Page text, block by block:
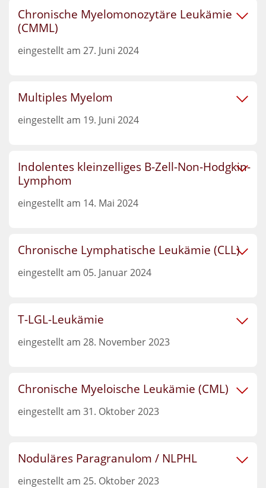
Chronische Myelomonozytäre Leukämie
(CMML)
eingestellt am 27. Juni 2024
Multiples Myelom
eingestellt am 19. Juni 2024
Indolentes kleinzelliges B-Zell-Non-Hodgkin-
Lymphom
eingestellt am 14. Mai 2024
Chronische Lymphatische Leukämie (CLL)
eingestellt am 05. Januar 2024
T-LGL-Leukämie
eingestellt am 28. November 2023
Chronische Myeloische Leukämie (CML)
eingestellt am 31. Oktober 2023
Noduläres Paragranulom / NLPHL
eingestellt am 25. Oktober 2023